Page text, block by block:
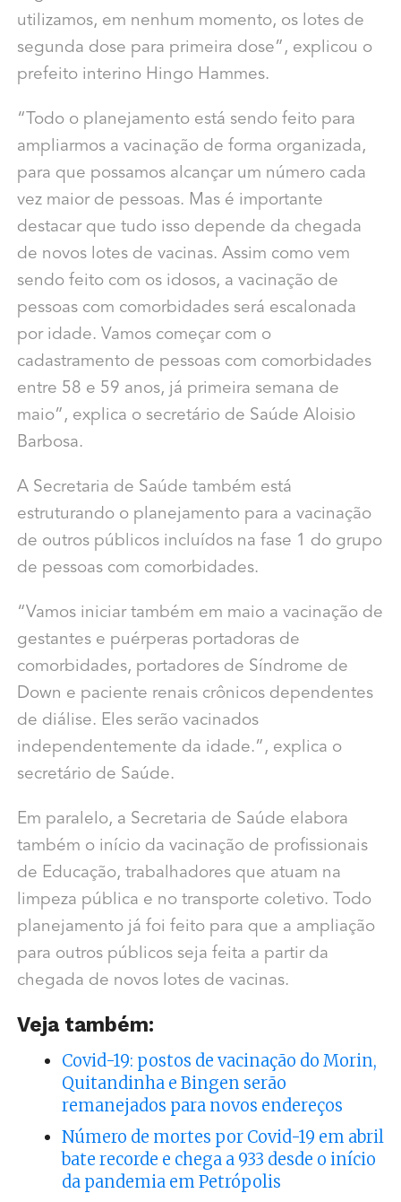
utilizamos, em nenhum momento, os lotes de
segunda dose para primeira dose”, explicou o
prefeito interino Hingo Hammes.
“Todo o planejamento está sendo feito para
ampliarmos a vacinação de forma organizada,
para que possamos alcançar um número cada
vez maior de pessoas. Mas é importante
destacar que tudo isso depende da chegada
de novos lotes de vacinas. Assim como vem
sendo feito com os idosos, a vacinação de
pessoas com comorbidades será escalonada
por idade. Vamos começar com o
cadastramento de pessoas com comorbidades
entre 58 e 59 anos, já primeira semana de
maio”, explica o secretário de Saúde Aloisio
Barbosa.
A Secretaria de Saúde também está
estruturando o planejamento para a vacinação
de outros públicos incluídos na fase 1 do grupo
de pessoas com comorbidades.
“Vamos iniciar também em maio a vacinação de
gestantes e puérperas portadoras de
comorbidades, portadores de Síndrome de
Down e paciente renais crônicos dependentes
de diálise. Eles serão vacinados
independentemente da idade.”, explica o
secretário de Saúde.
Em paralelo, a Secretaria de Saúde elabora
também o início da vacinação de profissionais
de Educação, trabalhadores que atuam na
limpeza pública e no transporte coletivo. Todo
planejamento já foi feito para que a ampliação
para outros públicos seja feita a partir da
chegada de novos lotes de vacinas.
Veja também:
Covid-19: postos de vacinação do Morin,
Quitandinha e Bingen serão
remanejados para novos endereços
Número de mortes por Covid-19 em abril
bate recorde e chega a 933 desde o início
da pandemia em Petrópolis